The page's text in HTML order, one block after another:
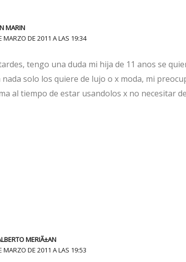
MARIN
MARZO DE 2011 A LAS 19:34
tengo una duda mi hija de 11 anos se
solo los quiere de lujo o x moda, mi
al tiempo de estar usandolos x no necesitar
MERIÃ±AN
MARZO DE 2011 A LAS 19:53